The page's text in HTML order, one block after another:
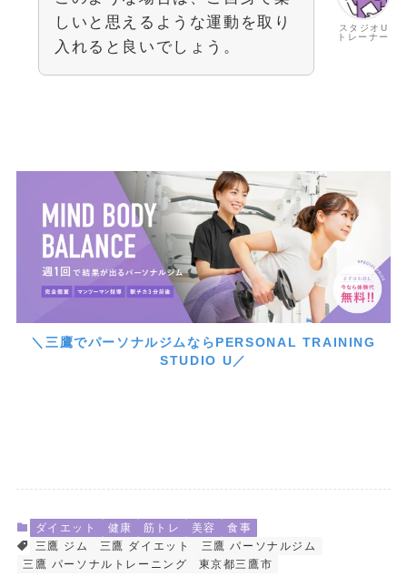
スタジオU
トレーナー
しいと思えるような運動を取り
入れると良いでしょう。
＼三鷹でパーソナルジムならPERSONAL TRAINING
STUDIO U／
ダイエット 健康 筋トレ 美容
食事
三鷹 ジム
三鷹 ダイエット
三鷹 パーソナルジム
三鷹 パーソナルトレーニング
東京都三鷹市